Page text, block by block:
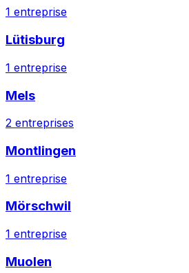
1 entreprise
Lütisburg
1 entreprise
Mels
2 entreprises
Montlingen
1 entreprise
Mörschwil
1 entreprise
Muolen